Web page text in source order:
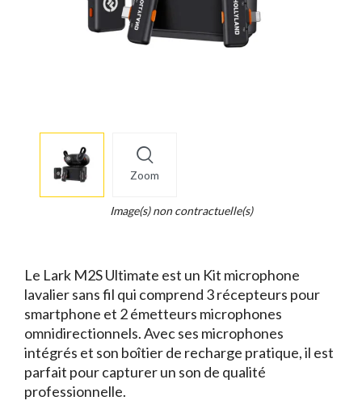
Zoom
info
Legend...
Image(s) non contractuelle(s)
Le Lark M2S Ultimate est un Kit microphone
lavalier sans fil qui comprend 3 récepteurs pour
smartphone et 2 émetteurs microphones
omnidirectionnels. Avec ses microphones
intégrés et son boîtier de recharge pratique, il est
parfait pour capturer un son de qualité
professionnelle.